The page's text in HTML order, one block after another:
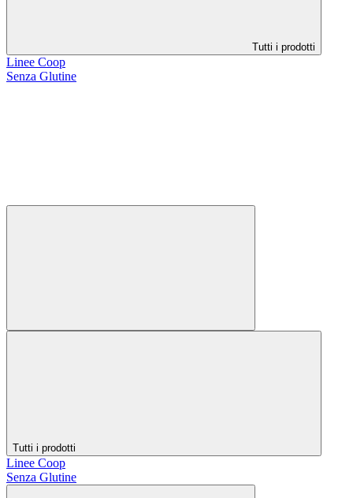
Tutti i prodotti
Linee Coop
Senza Glutine
Tutti i prodotti
Linee Coop
Senza Glutine